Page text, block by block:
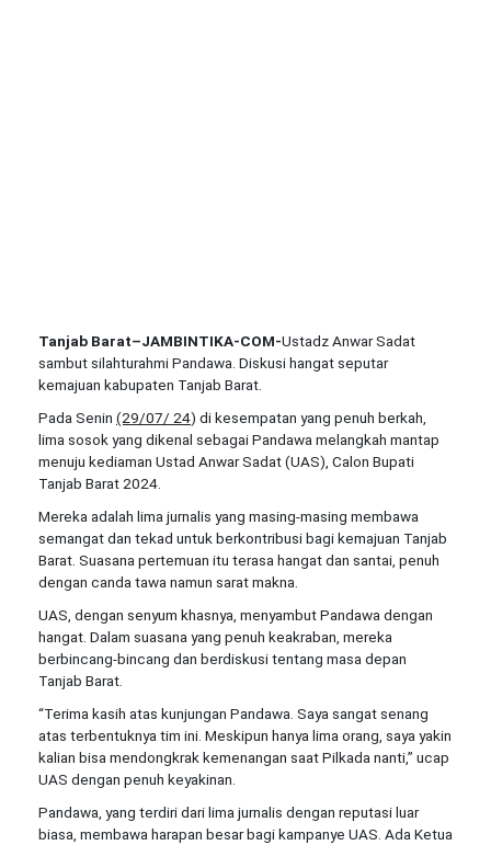
Tanjab Barat–JAMBINTIKA-COM-Ustadz Anwar Sadat
sambut silahturahmi Pandawa. Diskusi hangat seputar
kemajuan kabupaten Tanjab Barat.
Pada Senin (29/07/ 24) di kesempatan yang penuh berkah,
lima sosok yang dikenal sebagai Pandawa melangkah mantap
menuju kediaman Ustad Anwar Sadat (UAS), Calon Bupati
Tanjab Barat 2024.
Mereka adalah lima jurnalis yang masing-masing membawa
semangat dan tekad untuk berkontribusi bagi kemajuan Tanjab
Barat. Suasana pertemuan itu terasa hangat dan santai, penuh
dengan canda tawa namun sarat makna.
UAS, dengan senyum khasnya, menyambut Pandawa dengan
hangat. Dalam suasana yang penuh keakraban, mereka
berbincang-bincang dan berdiskusi tentang masa depan
Tanjab Barat.
“Terima kasih atas kunjungan Pandawa. Saya sangat senang
atas terbentuknya tim ini. Meskipun hanya lima orang, saya yakin
kalian bisa mendongkrak kemenangan saat Pilkada nanti,” ucap
UAS dengan penuh keyakinan.
Pandawa, yang terdiri dari lima jurnalis dengan reputasi luar
biasa, membawa harapan besar bagi kampanye UAS. Ada Ketua